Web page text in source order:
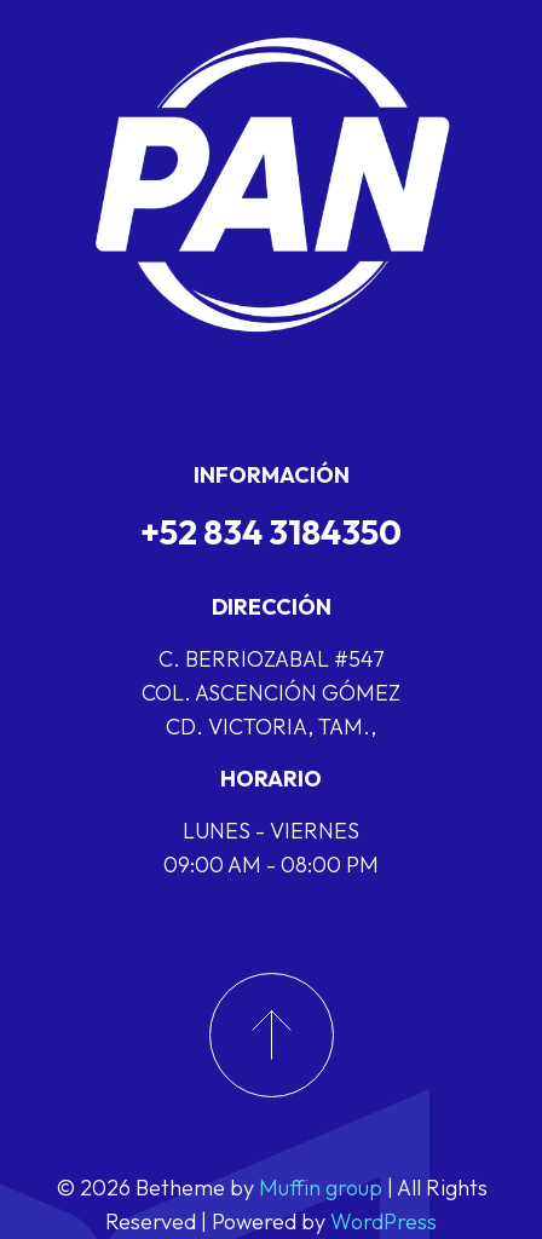
INFORMACIÓN
+52 834 3184350
DIRECCIÓN
C. BERRIOZABAL #547
COL. ASCENCIÓN GÓMEZ
CD. VICTORIA, TAM.,
HORARIO
LUNES - VIERNES
09:00 AM - 08:00 PM
© 2026 Betheme by Muffin group | All Rights
Reserved | Powered byWordPress